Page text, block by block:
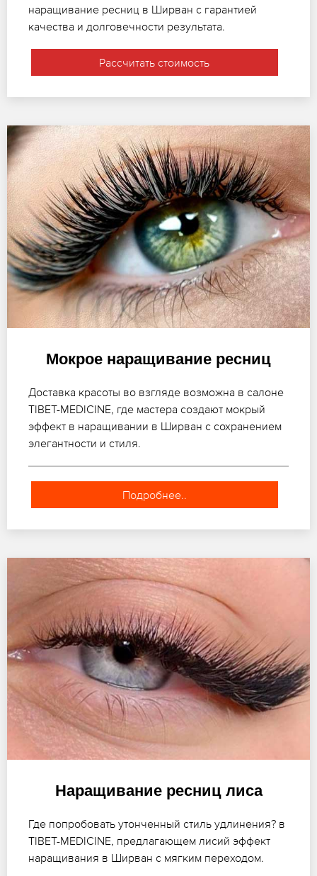
наращивание ресниц в Ширван с гарантией
качества и долговечности результата.
Рассчитать стоимость
Мокрое наращивание ресниц
Доставка красоты во взгляде возможна в салоне
TIBET-MEDICINE, где мастера создают мокрый
эффект в наращивании в Ширван с сохранением
элегантности и стиля.
Подробнее..
Наращивание ресниц лиса
Где попробовать утонченный стиль удлинения? в
TIBET-MEDICINE, предлагающем лисий эффект
наращивания в Ширван с мягким переходом.